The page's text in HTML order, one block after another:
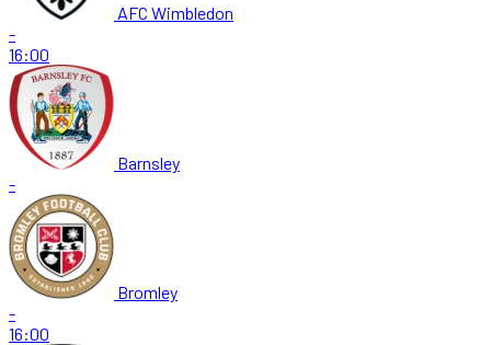
AFC Wimbledon
-
16:00
Barnsley
-
Bromley
-
16:00